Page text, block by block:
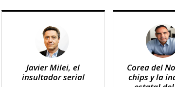
Javier Milei, el
insultador serial
Corea del
chips y la